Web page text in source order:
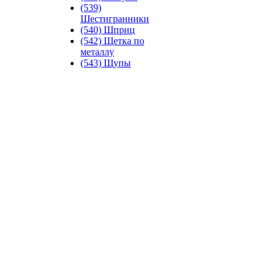
(539)
Шестигранники
(540) Шприц
(542) Щетка по
металлу
(543) Щупы